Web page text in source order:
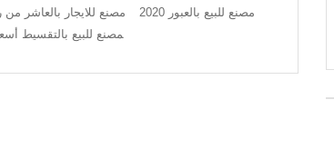
مصنع للبيع بالعبور 2020 مصنع للايجار بالعاشر من
مصنع للبيع بالتقسيط